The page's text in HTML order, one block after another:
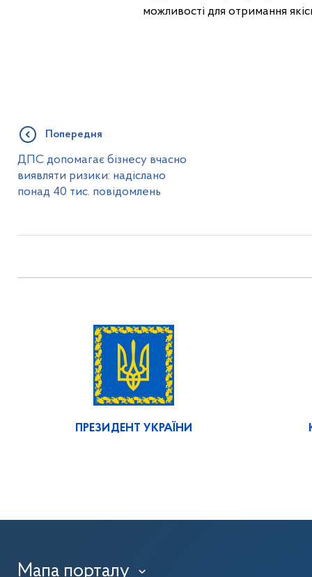
можливості для отримання
Попередня
ДПС допомагає бізнесу вчасно
виявляти ризики: надіслано
понад 40 тис. повідомлень
ПРЕЗИДЕНТ УКРАЇНИ
Мапа порталу ›